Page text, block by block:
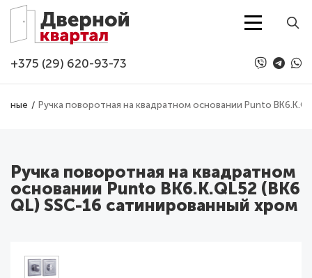
Перейти к основному содержанию
+375 (29) 620-93-73
Ручка поворотная на квадратном основании Punto
Ручка поворотная на квадратном
основании Punto BK6.K.QL52 (BK6
QL) SSC-16 сатинированный хром